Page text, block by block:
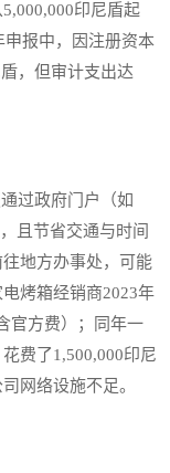
印尼盾起
申报中，因注册资本
，但审计支出达
过政府门户（如
且节省交通与时间
地方办事处，可能
烤箱经销商2023年
官方费）；同年一
费了1,500,000印尼
网络设施不足。